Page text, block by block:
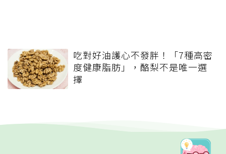
吃對好油護心不發胖！「7種高密
度健康脂肪」，酪梨不是唯一選
擇